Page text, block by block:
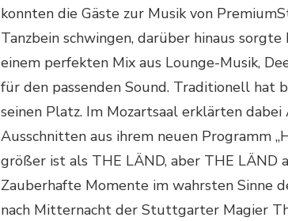
konnten die Gäste zur Musik von
Tanzbein schwingen, darüber hinaus
einem perfekten Mix aus Lounge-Musik,
für den passenden Sound. Traditionell hat
seinen Platz. Im Mozartsaal erklärten
Ausschnitten aus ihrem neuen Programm
größer ist als THE LÄND, aber THE LÄND
Zauberhafte Momente im wahrsten Sinne
nach Mitternacht der Stuttgarter Magier